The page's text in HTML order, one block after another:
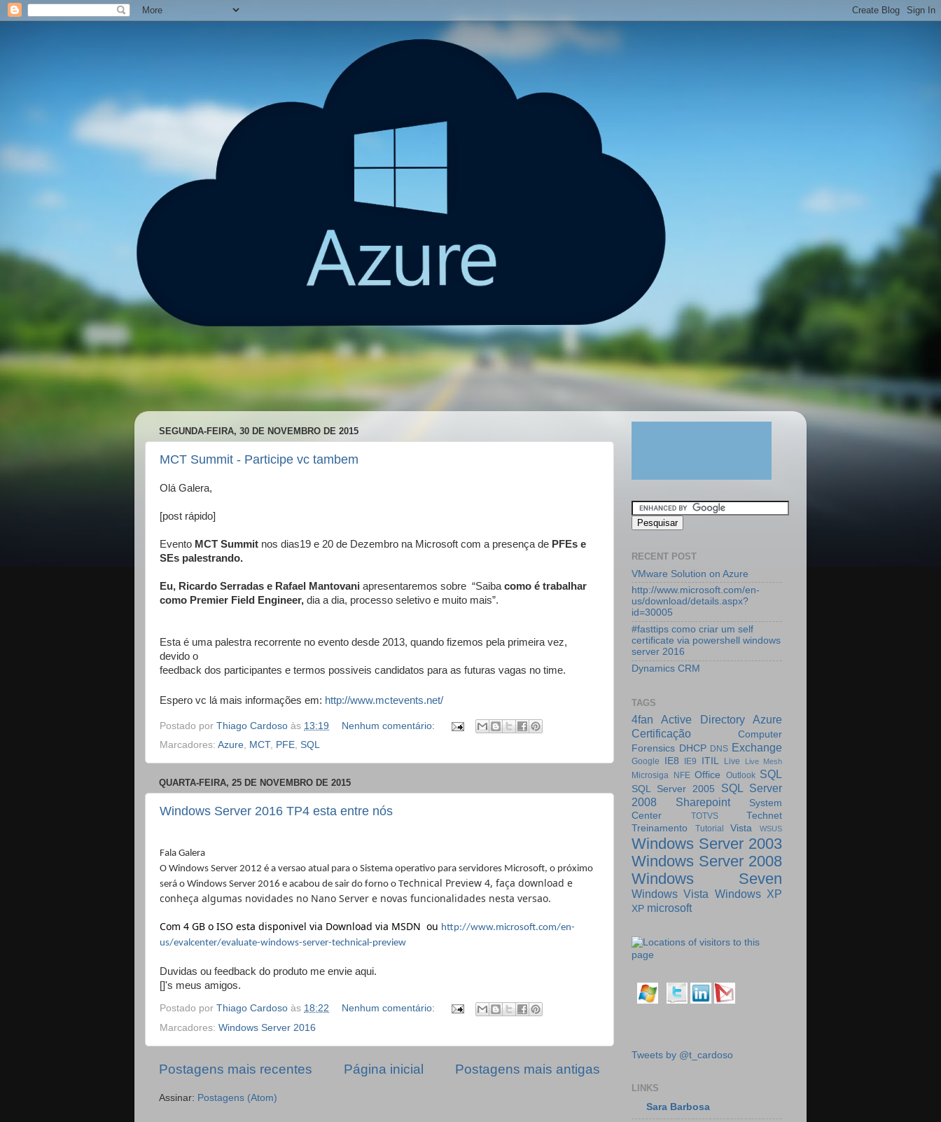
SEGUNDA-FEIRA, 30 DE NOVEMBRO DE 2015
MCT Summit - Participe vc tambem
Olá Galera,
[post rápido]
Evento MCT Summit nos dias19 e 20 de Dezembro na Microsoft com a presença de PFEs e
SEs palestrando.
Eu, Ricardo Serradas e Rafael Mantovani apresentaremos sobre “Saiba como é trabalhar
como Premier Field Engineer, dia a dia, processo seletivo e muito mais”.
Esta é uma palestra recorrente no evento desde 2013, quando fizemos pela primeira vez,
devido o
feedback dos participantes e termos possiveis candidatos para as futuras vagas no time.
Espero vc lá mais informações em: http://www.mctevents.net/
Postado por Thiago Cardoso às 13:19
Nenhum comentário:
Marcadores: Azure, MCT, PFE, SQL
QUARTA-FEIRA, 25 DE NOVEMBRO DE 2015
Windows Server 2016 TP4 esta entre nós
Fala Galera
O Windows Server 2012 é a versao atual para o Sistema operativo para servidores Microsoft, o próximo
será o Windows Server 2016 e acabou de sair do forno o Technical Preview 4, faça download e
conheça algumas novidades no Nano Server e novas funcionalidades nesta versao.
Com 4 GB o ISO esta disponivel via Download via MSDN ou http://www.microsoft.com/en-
us/evalcenter/evaluate-windows-server-technical-preview
Duvidas ou feedback do produto me envie aqui.
[]'s meus amigos.
Postado por Thiago Cardoso às 18:22
Nenhum comentário:
Marcadores: Windows Server 2016
Postagens mais recentes Postagens mais antigas
Página inicial
Assinar: Postagens (Atom)
RECENT POST
VMware Solution on Azure
http://www.microsoft.com/en-
us/download/details.aspx?
id=30005
#fasttips como criar um self
certificate via powershell windows
server 2016
Dynamics CRM
TAGS
4fan Active Directory
Azure
Certificação
Computer
Forensics DHCP DNS Exchange
Google IE8 IE9 ITIL Live Live Mesh
Microsiga NFE Office Outlook SQL
SQL Server 2005
SQL Server
2008
Sharepoint
System
Center
TOTVS
Technet
Treinamento
Tutorial Vista WSUS
Windows Server 2003
Windows Server 2008
Windows Seven
Windows Vista Windows XP
XP microsoft
Tweets by @t_cardoso
LINKS
Sara Barbosa